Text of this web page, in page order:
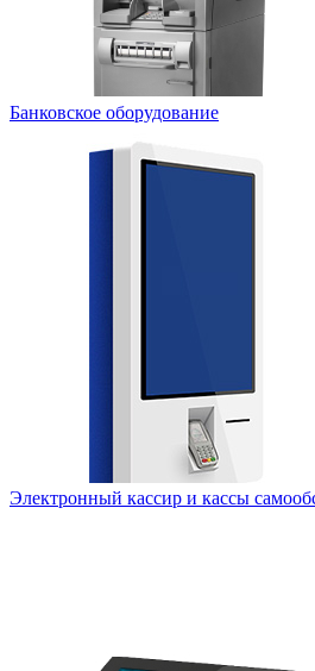
Банковское оборудование
Электронный кассир и кассы